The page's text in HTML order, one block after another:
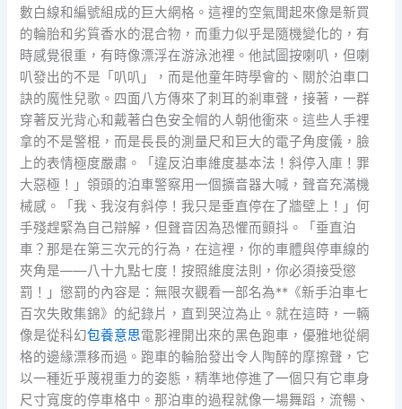
數白線和編號組成的巨大網格。這裡的空氣聞起來像是新買
的輪胎和劣質香水的混合物，而重力似乎是隨機變化的，有
時感覺很重，有時像漂浮在游泳池裡。他試圖按喇叭，但喇
叭發出的不是「叭叭」，而是他童年時學會的、關於泊車口
訣的魔性兒歌。四面八方傳來了刺耳的剎車聲，接著，一群
穿著反光背心和戴著白色安全帽的人朝他衝來。這些人手裡
拿的不是警棍，而是長長的測量尺和巨大的電子角度儀，臉
上的表情極度嚴肅。「違反泊車維度基本法！斜停入庫！罪
大惡極！」領頭的泊車警察用一個擴音器大喊，聲音充滿機
械感。「我、我沒有斜停！我只是垂直停在了牆壁上！」何
手殘趕緊為自己辯解，但聲音因為恐懼而顫抖。「垂直泊
車？那是在第三次元的行為，在這裡，你的車體與停車線的
夾角是——八十九點七度！按照維度法則，你必須接受懲
罰！」懲罰的內容是：無限次觀看一部名為**《新手泊車七
百次失敗集錦》的紀錄片，直到哭泣為止。就在這時，一輛
像是從科幻包養意思電影裡開出來的黑色跑車，優雅地從網
格的邊緣漂移而過。跑車的輪胎發出令人陶醉的摩擦聲，它
以一種近乎蔑視重力的姿態，精準地停進了一個只有它車身
尺寸寬度的停車格中。那泊車的過程就像一場舞蹈，流暢、